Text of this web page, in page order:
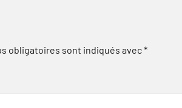
obligatoires sont indiqués avec*